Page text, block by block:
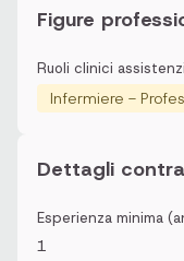
Figure
Ruoli clinici
Infermiere -
Dettagli
Esperienza minima
1